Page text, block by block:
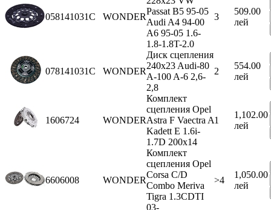
058141031C WONDER
Passat B5 95-05
Audi A4 94-00
A6 95-05 1.6-
1.8-1.8T-2.0
3
509.00
лей
078141031C WONDER
Диск сцепления
240x23 Audi-80
A-100 A-6 2,6-
2,8
2
554.00
лей
1606724 WONDER
Комплект
сцепления Opel
Astra F Vaectra A
Kadett E 1.6i-
1.7D 200x14
1
1,102.00
лей
6606008 WONDER
Комплект
сцепления Opel
Corsa C/D
Combo Meriva
Tigra 1.3CDTI
03-
>4
1,050.00
лей